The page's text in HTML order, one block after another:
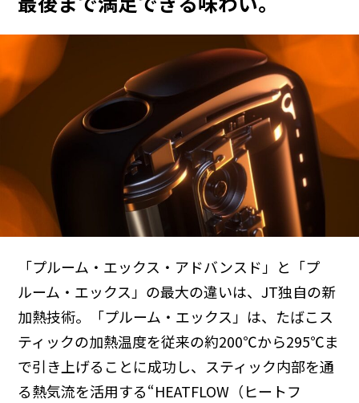
「プルーム・エックス・アドバンスド」と「プ
ルーム・エックス」の最大の違いは、JT独自の新
加熱技術。「プルーム・エックス」は、たばこス
ティックの加熱温度を従来の約200℃から295℃ま
で引き上げることに成功し、スティック内部を通
る熱気流を活用する“HEATFLOW（ヒートフ